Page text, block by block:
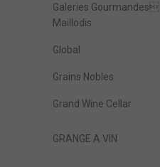
Galeries Gourmandes
Maillodis
Global
Grains Nobles
Grand Wine Cellar
GRANGE A VIN